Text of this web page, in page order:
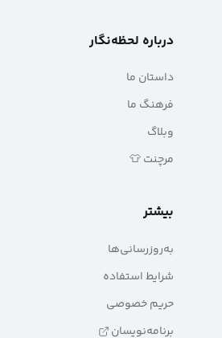
درباره لحظه‌نگار
داستان ما
فرهنگ ما
وبلاگ
مرچنت 👕
بیشتر
به‌روزرسانی‌ها
شرایط استفاده
حریم خصوصی
برنامه‌نویسان